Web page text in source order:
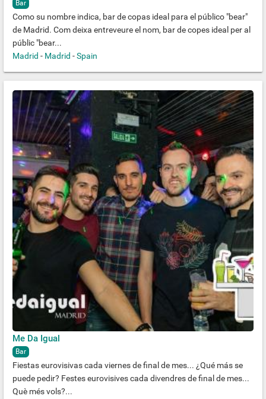
Bar
Como su nombre indica, bar de copas ideal para el público "bear"
de Madrid. Com deixa entreveure el nom, bar de copes ideal per al
públic "bear...
Madrid - Madrid -Spain
Me Da Igual
Bar
Fiestas eurovisivas cada viernes de final de mes... ¿Qué más se
puede pedir? Festes eurovisives cada divendres de final de mes...
Què més vols?...